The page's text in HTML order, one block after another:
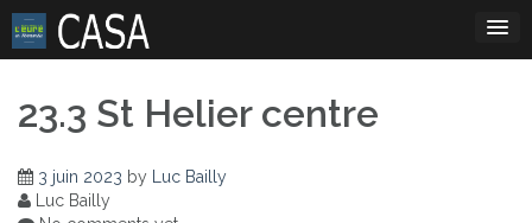
Skip
content
23.3 St Helier centre
3 juin 2023 by Luc Bailly
Luc Bailly